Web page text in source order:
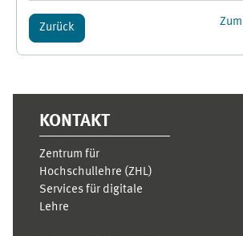
Zurück
KONTAKT
Zentrum für
Hochschullehre (ZHL)
Services für digitale
Lehre